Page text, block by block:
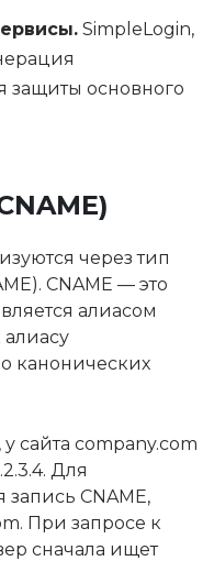
SimpleLogin,
защиты основного
через тип
CNAME — это
алиасом
алиасу
канонических
сайта company.com
Для
запись CNAME,
При запросе к
сначала ищет